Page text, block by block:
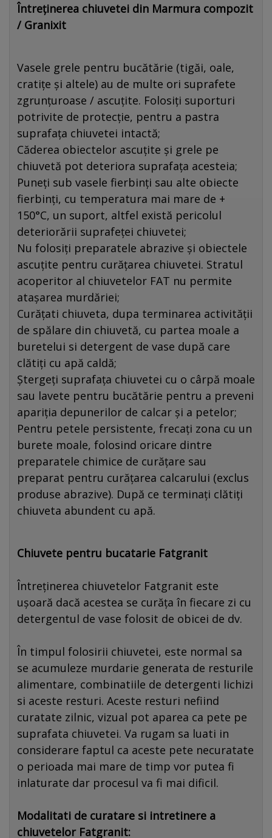
Întreținerea chiuvetei din Marmura compozit
/ Granixit
Vasele grele pentru bucătărie (tigăi, oale,
cratițe și altele) au de multe ori suprafete
zgrunțuroase / ascuțite. Folosiți suporturi
potrivite de protecție, pentru a pastra
suprafața chiuvetei intactă;
Căderea obiectelor ascuțite și grele pe
chiuvetă pot deteriora suprafața acesteia;
Puneți sub vasele fierbinți sau alte obiecte
fierbinți, cu temperatura mai mare de +
150°C, un suport, altfel există pericolul
deteriorării suprafeței chiuvetei;
Nu folosiți preparatele abrazive și obiectele
ascuțite pentru curățarea chiuvetei. Stratul
acoperitor al chiuvetelor FAT nu permite
atașarea murdăriei;
Curățati chiuveta, dupa terminarea activității
de spălare din chiuvetă, cu partea moale a
buretelui si detergent de vase după care
clătiți cu apă caldă;
Ștergeți suprafața chiuvetei cu o cârpă moale
sau lavete pentru bucătărie pentru a preveni
apariția depunerilor de calcar și a petelor;
Pentru petele persistente, frecați zona cu un
burete moale, folosind oricare dintre
preparatele chimice de curățare sau
preparat pentru curățarea calcarului (exclus
produse abrazive). După ce terminați clătiți
chiuveta abundent cu apă.
Chiuvete pentru bucatarie Fatgranit
Întreținerea chiuvetelor Fatgranit este
ușoară dacă acestea se curăța în fiecare zi cu
detergentul de vase folosit de obicei de dv.
În timpul folosirii chiuvetei, este normal sa
se acumuleze murdarie generata de resturile
alimentare, combinatiile de detergenti lichizi
si aceste resturi. Aceste resturi nefiind
curatate zilnic, vizual pot aparea ca pete pe
suprafata chiuvetei. Va rugam sa luati in
considerare faptul ca aceste pete necuratate
o perioada mai mare de timp vor putea fi
inlaturate dar procesul va fi mai dificil.
Modalitati de curatare si intretinere a
chiuvetelor Fatgranit: